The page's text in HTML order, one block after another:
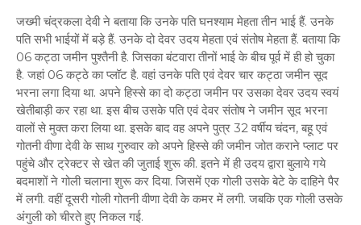
जख्मी चंद्रकला देवी ने बताया कि उनके पति घनश्याम मेहता तीन भाई हैं. उनके
पति सभी भाईयों में बड़े हैं. उनके दो देवर उदय मेहता एवं संतोष मेहता हैं. बताया कि
06 कट्ठा जमीन पुश्तैनी है. जिसका बंटवारा तीनों भाई के बीच पूर्व में ही हो चुका
है. जहां 06 कट्ठे का प्लॉट है. वहां उनके पति एवं देवर चार कट्ठा जमीन सूद
भरना लगा दिया था. अपने हिस्से का दो कट्ठा जमीन पर उसका देवर उदय स्वयं
खेतीबाड़ी कर रहा था. इस बीच उसके पति एवं देवर संतोष ने जमीन सूद भरना
वालों से मुक्त करा लिया था. इसके बाद वह अपने पुत्र 32 वर्षीय चंदन, बहू एवं
गोतनी वीणा देवी के साथ गुरुवार को अपने हिस्से की जमीन जोत कराने प्लाट पर
पहुंचे और ट्रेक्टर से खेत की जुताई शुरू की. इतने में ही उदय द्वारा बुलाये गये
बदमाशों ने गोली चलाना शुरू कर दिया. जिसमें एक गोली उसके बेटे के दाहिने पैर
में लगी. वहीं दूसरी गोली गोतनी वीणा देवी के कमर में लगी. जबकि एक गोली उसके
अंगुली को चीरते हुए निकल गई.